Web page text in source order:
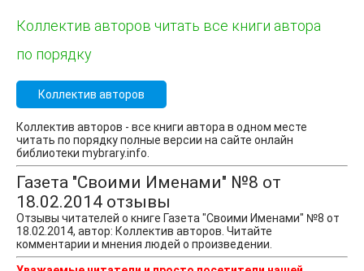
Коллектив авторов читать все книги автора
по порядку
Коллектив авторов
Коллектив авторов - все книги автора в одном месте
читать по порядку полные версии на сайте онлайн
библиотеки mybrary.info.
Газета "Своими Именами" №8 от
18.02.2014 отзывы
Отзывы читателей о книге Газета "Своими Именами" №8 от
18.02.2014, автор: Коллектив авторов. Читайте
комментарии и мнения людей о произведении.